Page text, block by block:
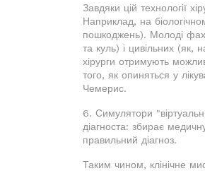
Завдяки цій технології
Наприклад, на
пошкоджень). Молоді
та куль) і цивільних
хірурги отримують
того, як опиняться у
Чемерис.
6. Симулятори
діагноста: збирає
правильний діагноз.
Таким чином, клінічне